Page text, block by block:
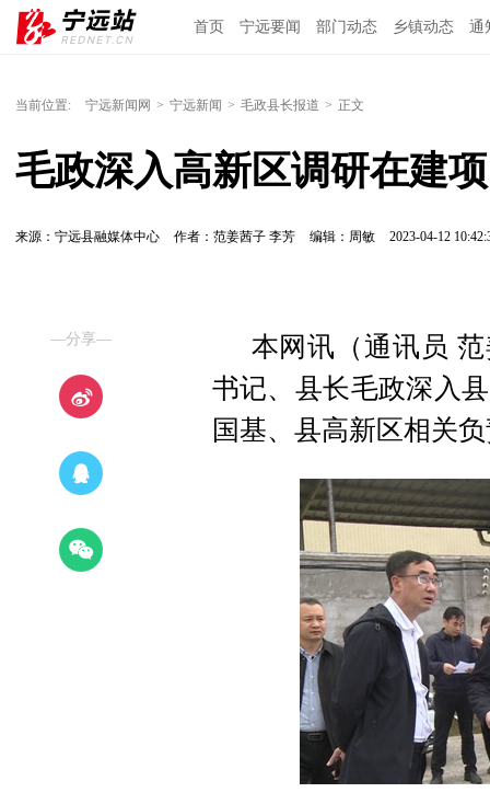
首页 宁远要闻 部门动态 乡镇动态 通
当前位置: 宁远新闻网 > 宁远新闻 > 毛政县长报道 > 正文
毛政深入高新区调研在建
来源：宁远县融媒体中心 作者：范姜茜子 李芳 编辑：周敏 2023-04-12
—分享—
本网讯（通讯员
书记、县长毛政深入
国基、县高新区相关